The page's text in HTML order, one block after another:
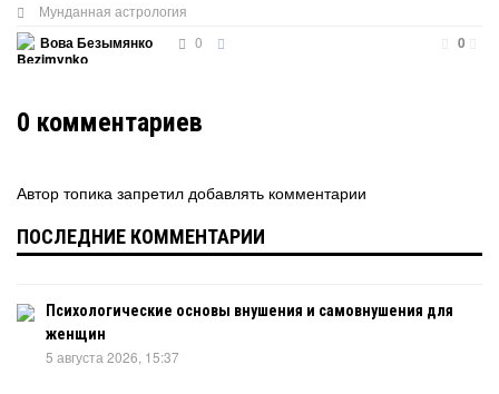
Мунданная астрология
Вова Безымянко
0 0
0 комментариев
Автор топика запретил добавлять комментарии
ПОСЛЕДНИЕ КОММЕНТАРИИ
Психологические основы внушения и самовнушения для
женщин
5 августа 2026, 15:37